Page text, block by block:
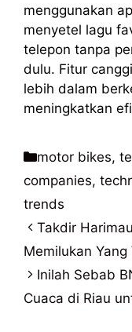
menggunakan
menyetel lagu
telepon tanpa
dulu. Fitur
lebih dalam
meningkatkan
Kategori
motor bikes,
companies,
trends
Takdir
Memilukan
Inilah Sebab
Cuaca di Riau